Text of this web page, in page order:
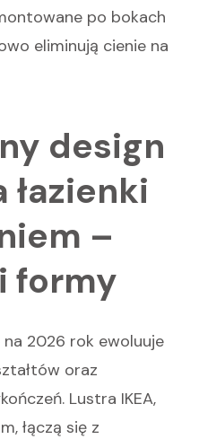
po bokach
eliminują cienie na
design
łazienki
–
formy
2026 rok ewoluuje
oraz
Lustra IKEA,
łączą się z